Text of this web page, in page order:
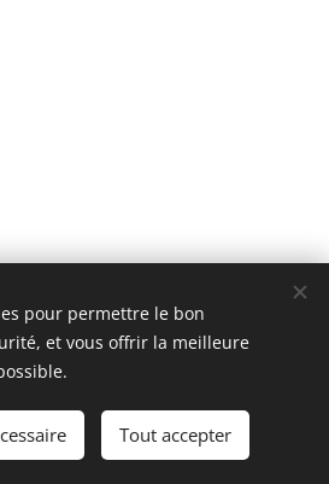
© Henri's classics
Cookies
Langues
American English Français
pour permettre le bon
et vous offrir la meilleure
Tout accepter